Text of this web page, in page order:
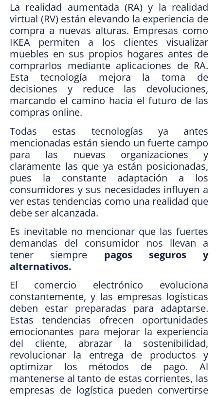
La realidad aumentada (RA) y la realidad
virtual (RV) están elevando la experiencia de
compra a nuevas alturas. Empresas como
IKEA permiten a los clientes visualizar
muebles en sus propios hogares antes de
comprarlos mediante aplicaciones de RA.
Esta tecnología mejora la toma de
decisiones y reduce las devoluciones,
marcando el camino hacia el futuro de las
compras online.
Todas estas tecnologías ya antes
mencionadas están siendo un fuerte campo
para las nuevas organizaciones y
claramente las que ya están posicionadas,
pues la constante adaptación a los
consumidores y sus necesidades influyen a
ver estas tendencias como una realidad que
debe ser alcanzada.
Es inevitable no mencionar que las fuertes
demandas del consumidor nos llevan a
tener siempre pagos seguros y
alternativos.
El comercio electrónico evoluciona
constantemente, y las empresas logísticas
deben estar preparadas para adaptarse.
Estas tendencias ofrecen oportunidades
emocionantes para mejorar la experiencia
del cliente, abrazar la sostenibilidad,
revolucionar la entrega de productos y
optimizar los métodos de pago. Al
mantenerse al tanto de estas corrientes, las
empresas de logística pueden convertirse